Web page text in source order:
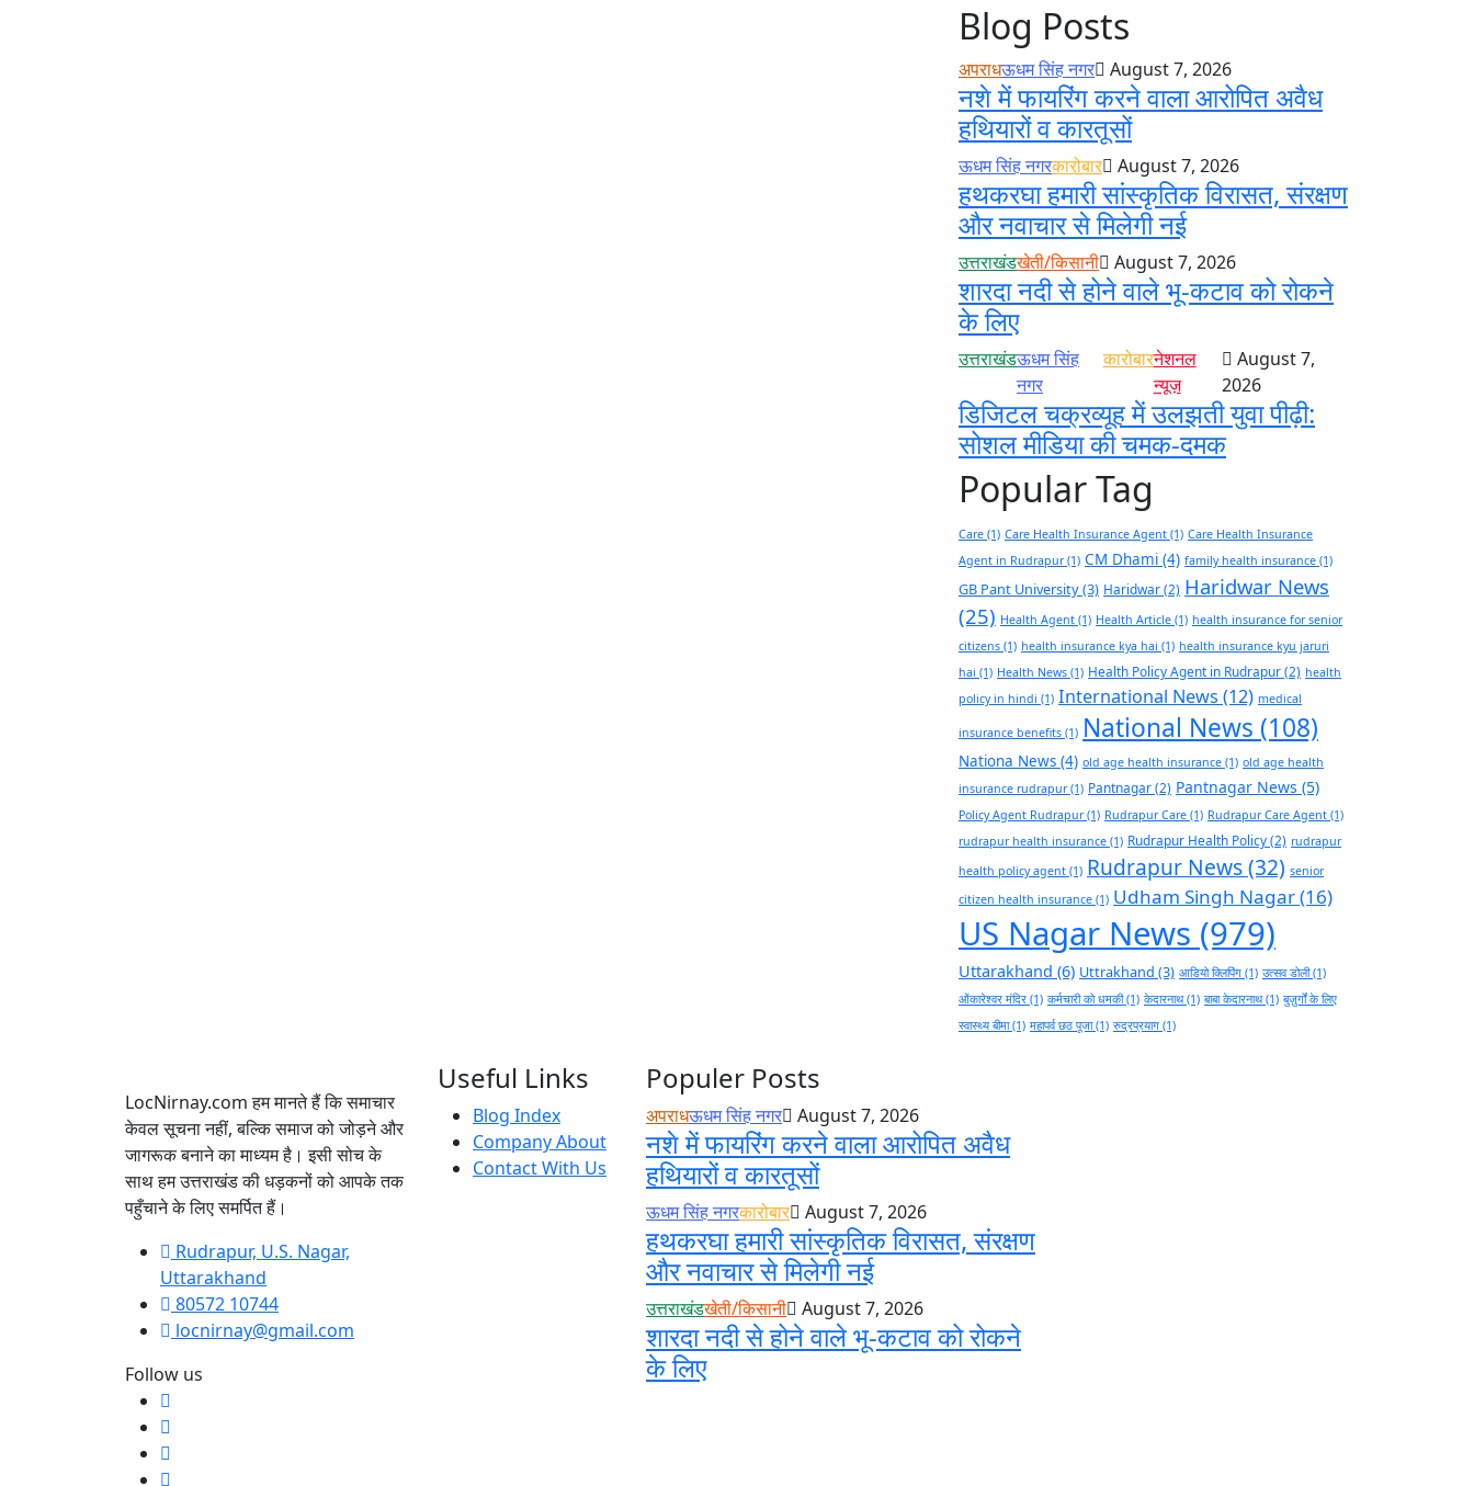
Blog Posts
अपराधऊधम सिंह नगर August 7, 2026
नशे में फायरिंग करने वाला आरोपित अवैध
हथियारों व कारतूसों
ऊधम सिंह नगरकारोबार August 7, 2026
हथकरघा हमारी सांस्कृतिक विरासत, संरक्षण
और नवाचार से मिलेगी नई
उत्तराखंडखेती/किसानी August 7, 2026
शारदा नदी से होने वाले भू-कटाव को रोकने
के लिए
उत्तराखंडऊधम सिंह
नगर
कारोबारनेशनल
न्यूज़
August 7,
2026
डिजिटल चक्रव्यूह में उलझती युवा पीढ़ी:
सोशल मीडिया की चमक-दमक
Popular Tag
Care (1) Care Health Insurance Agent (1) Care Health Insurance
Agent in Rudrapur(1) CM Dhami (4) family health insurance (1)
GB Pant University(3) Haridwar(2) Haridwar News
(25) Health Agent (1) Health Article (1) health insurance for senior
citizens (1) health insurance kya hai (1) health insurance kyu jaruri
hai (1) Health News (1) Health Policy Agent in Rudrapur(2) health
policy in hindi (1) International News (12) medical
insurance benefits (1) National News (108)
Nationa News (4) old age health insurance (1) old age health
insurance rudrapur(1) Pantnagar(2) Pantnagar News (5)
Policy Agent Rudrapur(1) Rudrapur Care (1) Rudrapur Care Agent (1)
rudrapur health insurance (1) Rudrapur Health Policy(2) rudrapur
health policy agent (1) Rudrapur News(32) senior
citizen health insurance (1) Udham Singh Nagar(16)
US Nagar News (979)
Uttarakhand (6) Uttrakhand (3) आडियो क्लिपिंग (1) उत्सव डोली(1)
ओंकारेश्वर मंदिर (1) कर्मचारी को धमकी(1) केदारनाथ(1) बाबा केदारनाथ(1) बुज़ुर्गों के लिए
स्वास्थ्य बीमा(1) महापर्व छठ पूजा(1) रुद्रप्रयाग (1)
LocNirnay.com हम मानते हैं कि समाचार
केवल सूचना नहीं, बल्कि समाज को जोड़ने और
जागरूक बनाने का माध्यम है। इसी सोच के
साथ हम उत्तराखंड की धड़कनों को आपके तक
पहुँचाने के लिए समर्पित हैं।
Rudrapur, U.S. Nagar,
Uttarakhand
80572 10744
locnirnay@gmail.com
Follow us
Useful Links
Blog Index
Company About
Contact With Us
Populer Posts
अपराधऊधम सिंह नगर August 7, 2026
नशे में फायरिंग करने वाला आरोपित अवैध
हथियारों व कारतूसों
ऊधम सिंह नगरकारोबार August 7, 2026
हथकरघा हमारी सांस्कृतिक विरासत, संरक्षण
और नवाचार से मिलेगी नई
उत्तराखंडखेती/किसानी August 7, 2026
शारदा नदी से होने वाले भू-कटाव को रोकने
के लिए